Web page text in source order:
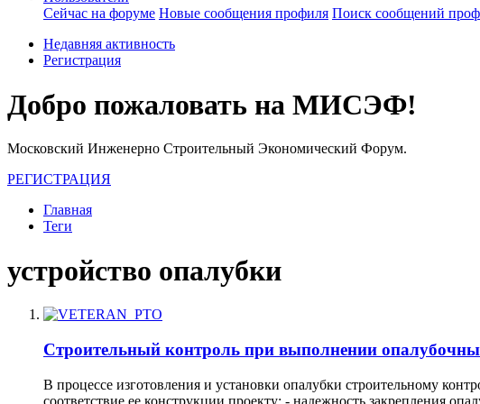
Сейчас на форуме Новые сообщения профиля Поиск сообщений
Недавняя активность
Регистрация
Добро пожаловать на МИСЭФ!
Московский Инженерно Строительный Экономический Форум.
РЕГИСТРАЦИЯ
Главная
Теги
устройство опалубки
Строительный контроль при выполнении
В процессе изготовления и установки опалубки строительному
соответствие ее конструкции проекту; - надежность закрепления